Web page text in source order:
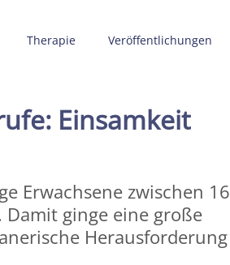
Therapie Veröffentlichungen
Einsamkeit
Erwachsene zwischen 16
ginge eine große
Herausforderung